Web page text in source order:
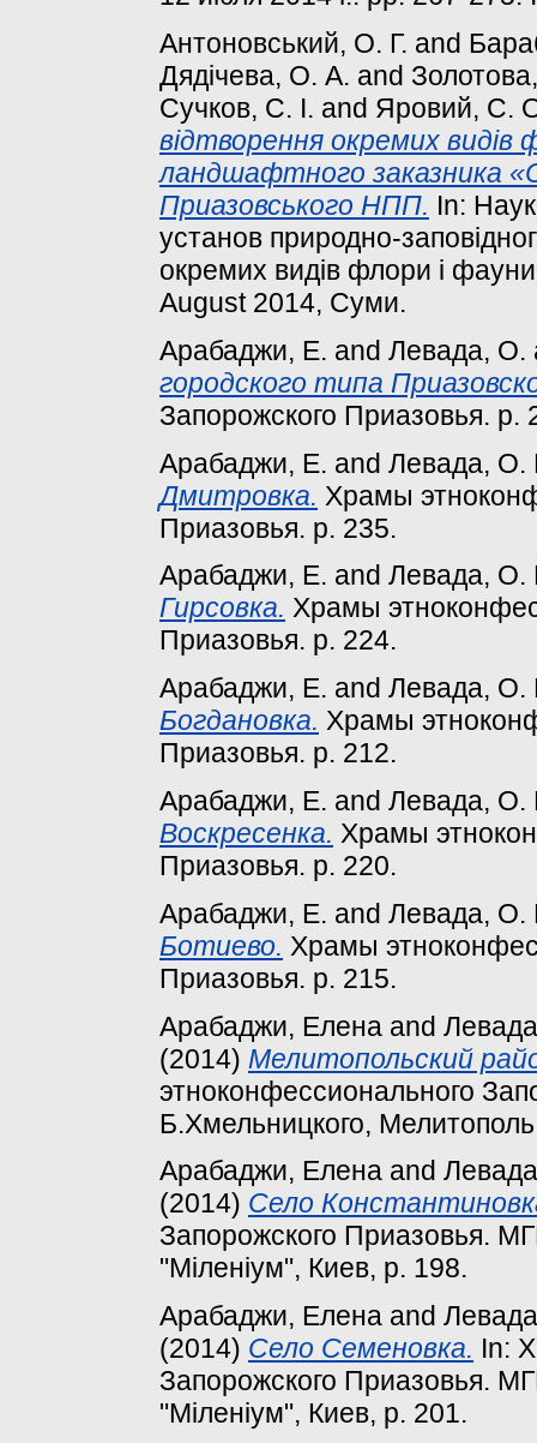
Антоновський, О. Г. and
Дядічева, О. А. and
Сучков, С. І. and Яровий, С.
відтворення окремих видів
ландшафтного заказника
Приазовського НПП. In:
установ природно-
окремих видів флори і
August 2014, Суми.
Арабаджи, Е. and Левада, О.
городского типа
Запорожского Приазовья. p.
Арабаджи, Е. and Левада, О.
Дмитровка. Храмы
Приазовья. p. 235.
Арабаджи, Е. and Левада, О.
Гирсовка. Храмы
Приазовья. p. 224.
Арабаджи, Е. and Левада, О.
Богдановка. Храмы
Приазовья. p. 212.
Арабаджи, Е. and Левада, О.
Воскресенка. Храмы
Приазовья. p. 220.
Арабаджи, Е. and Левада, О.
Ботиево. Храмы
Приазовья. p. 215.
Арабаджи, Елена and
(2014) Мелитопольский
этноконфессионального
Б.Хмельницкого,
Арабаджи, Елена and
(2014) Село
Запорожского Приазовья.
"Міленіум", Киев, p. 198.
Арабаджи, Елена and
(2014) Село Семеновка. In:
Запорожского Приазовья.
"Міленіум", Киев, p. 201.